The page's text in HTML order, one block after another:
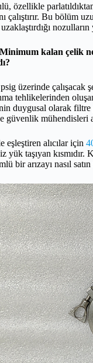
özellikle parlatıldıktan
çalıştırır. Bu bölüm
Minimum kalan çelik
üzerinde
tehlikelerinden
duygusal olarak filtre
güvenlik mühendisleri
eşleştiren alıcılar için
yük taşıyan
bir arızayı nasıl satın